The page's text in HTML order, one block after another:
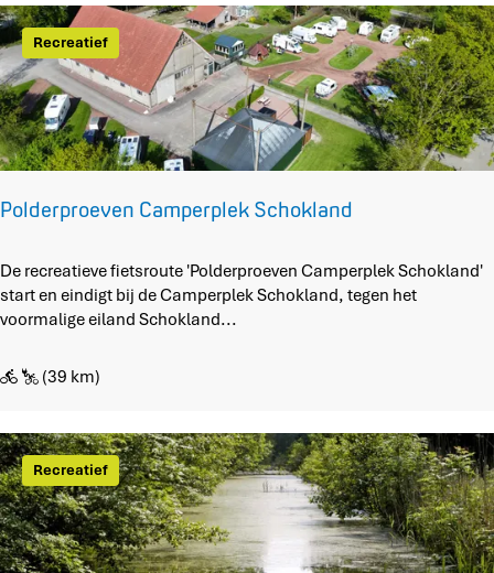
k
n
r
o
u
t
Polderproeven Camperplek Schokland
P
o
l
e
r
o
e
v
e
n
Recreatief
De recreatieve fietsroute 'Polderproeven Camperplek Schokland'
start en eindigt bij de Camperplek Schokland, tegen het
voormalige eiland Schokland...
(39 km)
Recreatief